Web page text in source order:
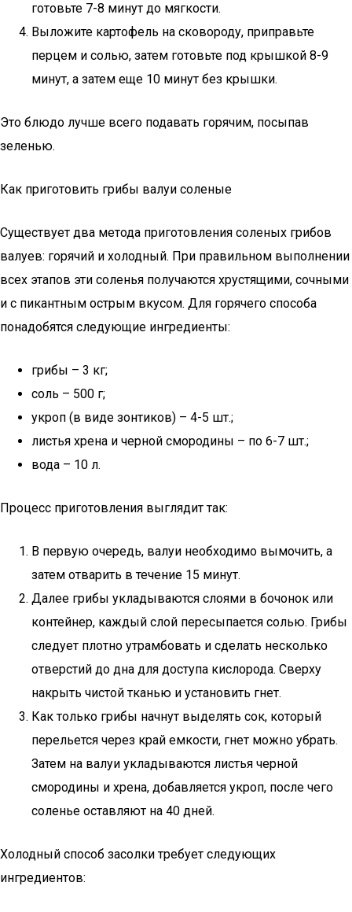
готовьте 7-8 минут до мягкости.
Выложите картофель на сковороду, приправьте
перцем и солью, затем готовьте под крышкой 8-9
минут, а затем еще 10 минут без крышки.
Это блюдо лучше всего подавать горячим, посыпав
зеленью.
Как приготовить грибы валуи соленые
Существует два метода приготовления соленых грибов
валуев: горячий и холодный. При правильном выполнении
всех этапов эти соленья получаются хрустящими, сочными
и с пикантным острым вкусом. Для горячего способа
понадобятся следующие ингредиенты:
грибы – 3 кг;
соль – 500 г;
укроп (в виде зонтиков) – 4-5 шт.;
листья хрена и черной смородины – по 6-7 шт.;
вода – 10 л.
Процесс приготовления выглядит так:
В первую очередь, валуи необходимо вымочить, а
затем отварить в течение 15 минут.
Далее грибы укладываются слоями в бочонок или
контейнер, каждый слой пересыпается солью. Грибы
следует плотно утрамбовать и сделать несколько
отверстий до дна для доступа кислорода. Сверху
накрыть чистой тканью и установить гнет.
Как только грибы начнут выделять сок, который
перельется через край емкости, гнет можно убрать.
Затем на валуи укладываются листья черной
смородины и хрена, добавляется укроп, после чего
соленье оставляют на 40 дней.
Холодный способ засолки требует следующих
ингредиентов: